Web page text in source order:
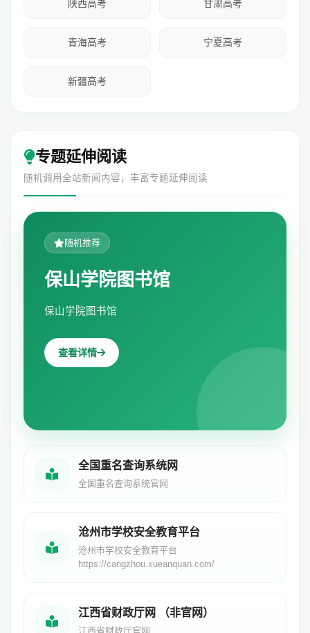
陕西高考 甘肃高考
青海高考 宁夏高考
新疆高考
专题延伸阅读
随机调用全站新闻内容，丰富专题延伸阅读
随机推荐
保山学院图书馆
保山学院图书馆
查看详情
全国重名查询系统网
全国重名查询系统官网
沧州市学校安全教育平台
沧州市学校安全教育平台
https://cangzhou.xueanquan.com/
江西省财政厅网 （非官网）
江西省财政厅官网